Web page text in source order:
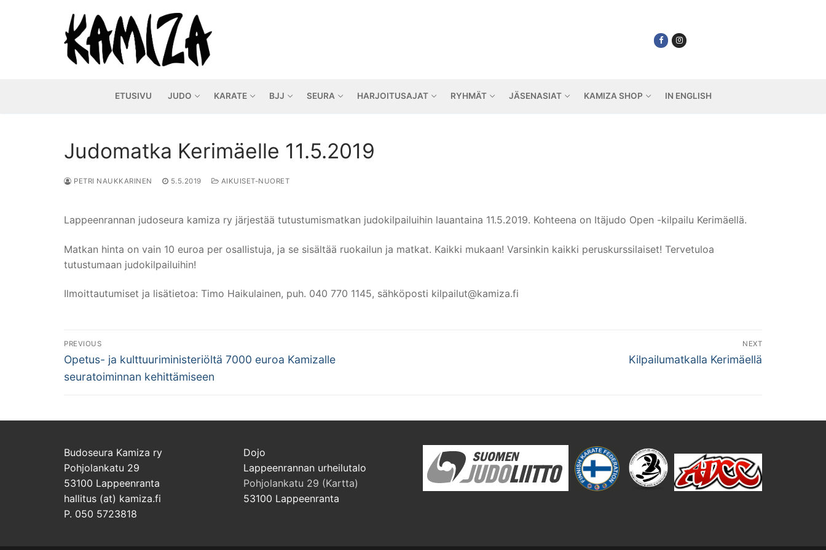
ETUSIVU JUDO KARATE BJJ SEURA HARJOITUSAJAT RYHMÄT JÄSENASIAT KAMIZA SHOP IN ENGLISH
Judomatka Kerimäelle 11.5.2019
PETRI NAUKKARINEN 5.5.2019 AIKUISET-NUORET
Lappeenrannan judoseura kamiza ry järjestää tutustumismatkan judokilpailuihin lauantaina 11.5.2019. Kohteena on Itäjudo Open -kilpailu Kerimäellä.
Matkan hinta on vain 10 euroa per osallistuja, ja se sisältää ruokailun ja matkat. Kaikki mukaan! Varsinkin kaikki peruskurssilaiset! Tervetuloa
tutustumaan judokilpailuihin!
Ilmoittautumiset ja lisätietoa: Timo Haikulainen, puh. 040 770 1145, sähköposti kilpailut@kamiza.fi
Artikkelien
selaus
PREVIOUS
Previous
post:
Opetus- ja kulttuuriministeriöltä 7000 euroa Kamizalle
seuratoiminnan kehittämiseen
NEXT
Next
Kilpailumatkalla Kerimäellä
Budoseura Kamiza ry
Pohjolankatu 29
53100 Lappeenranta
hallitus (at) kamiza.fi
P. 050 5723818
Dojo
Lappeenrannan urheilutalo
Pohjolankatu 29 (Kartta)
53100 Lappeenranta